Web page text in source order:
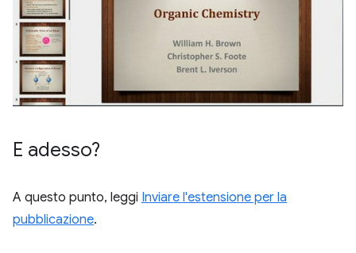
E adesso?
A questo punto, leggi Inviare l'estensione per la
pubblicazione.